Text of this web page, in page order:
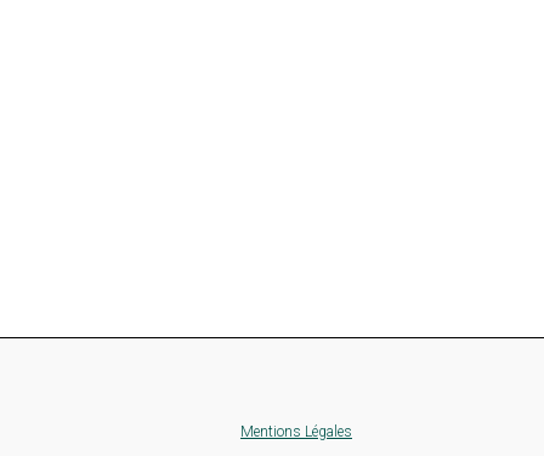
Mentions Légales